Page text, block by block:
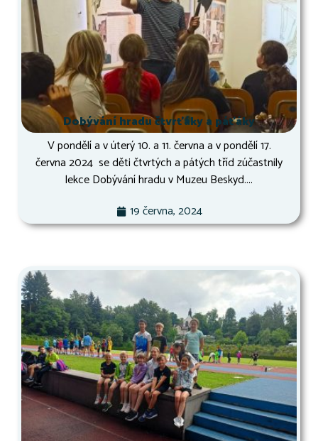
Dobývání hradu čtvrťáky a páťáky
V pondělí a v úterý 10. a 11. června a v pondělí 17.
června 2024 se děti čtvrtých a pátých tříd zúčastnily
lekce Dobývání hradu v Muzeu Beskyd....
19 června, 2024